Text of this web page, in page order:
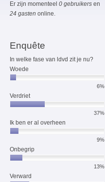
Er zijn momenteel 0 gebruikers en
24 gasten online.
Enquête
In welke fase van ldvd zit je nu?
Woede
6%
Verdriet
37%
Ik ben er al overheen
9%
Onbegrip
13%
Verward